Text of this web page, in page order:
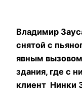
Владимир
снятой с
явным
здания, где с
клиент Нинки